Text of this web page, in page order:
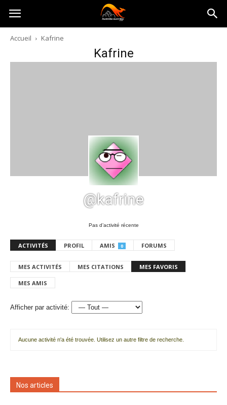
Australia-
australie.com
Accueil Kafrine
Kafrine
@kafrine
Pas d’activité récente
ACTIVITÉS PROFIL AMIS 0 FORUMS
MES ACTIVITÉS MES CITATIONS MES FAVORIS
MES AMIS
Afficher par activité:
Aucune activité n'a été trouvée. Utilisez un autre filtre de recherche.
Nos articles